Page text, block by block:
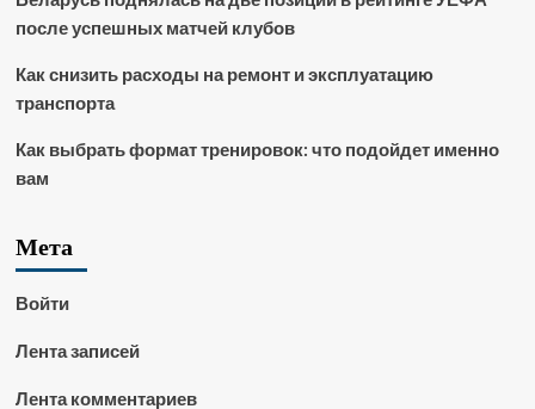
после успешных матчей клубов
Как снизить расходы на ремонт и эксплуатацию
транспорта
Как выбрать формат тренировок: что подойдет именно
вам
Мета
Войти
Лента записей
Лента комментариев